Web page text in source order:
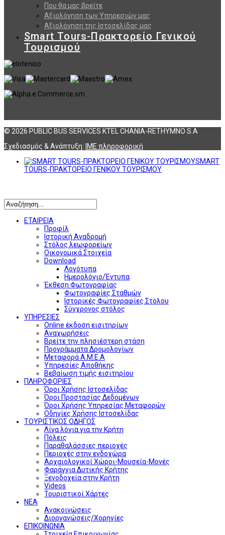
Που θα μας βρείτε
Αξιολόγηση των Υπηρεσιών μας
Αξιολόγηση της Ιστοσελίδας μας
Smart Tours-Πρακτορείο Γενικού
Τουρισμού
© 2026 PUBLIC BUS SERVICES KTEL CHANIA-RETHYMNO S.A
Σχεδιασμός & Ανάπτυξη: ΙΜΕ πληροφορική
SMART
TOURS-ΠΡΑΚΤΟΡΕΙΟ ΓΕΝΙΚΟΥ ΤΟΥΡΙΣΜΟΥ
ΕΤΑΙΡΕΙΑ
Προφίλ
Ιστορική Αναδρομή
Στόλος λεωφορείων
Οικονομικά Στοιχεία
Download
Λογότυπα
Ημερολόγιο/Έντυπα
Έκθεση Φωτογραφίας
Φωτογραφίες Σταθμών
Ιστορικές Φωτογραφίες Στόλου
Σύγχρονος στόλος
ΥΠΗΡΕΣΙΕΣ
Online έκδοση εισιτηρίων
Αναχωρήσεις
Βρείτε την πλησιέστερη στάση
Προγράμματα Δρομολογίων
Μεταφορά Α.Μ.Ε.Α
Υπηρεσίες Αποθήκης
Βεβαίωση τιμής εισιτηρίου
ΠΛΗΡΟΦΟΡΙΕΣ
Όροι Χρήσης Ιστοσελίδας
Όροι Προστασίας Δεδομένων
Όροι Χρήσης Υπηρεσίας Μεταφορών
Οδηγίες Χρήσης Ιστοσελίδας
ΤΟΥΡΙΣΤΙΚΟΣ ΟΔΗΓΟΣ
Λίγα λόγια για την Κρήτη
Πόλεις
Παραθαλάσσιες περιοχές
Περιοχές στην ενδοχώρα
Αρχαιολογικοί Χώροι-Μουσεία-Μονές
Φαράγγια Δυτικής Κρήτης
Ξενοδοχεία στην Κρήτη
Videos
Τουριστικοί Χάρτες
ΝΕΑ
Ανακοινώσεις
Διοργανώσεις/Χορηγίες
ΕΠΙΚΟΙΝΩΝΙΑ